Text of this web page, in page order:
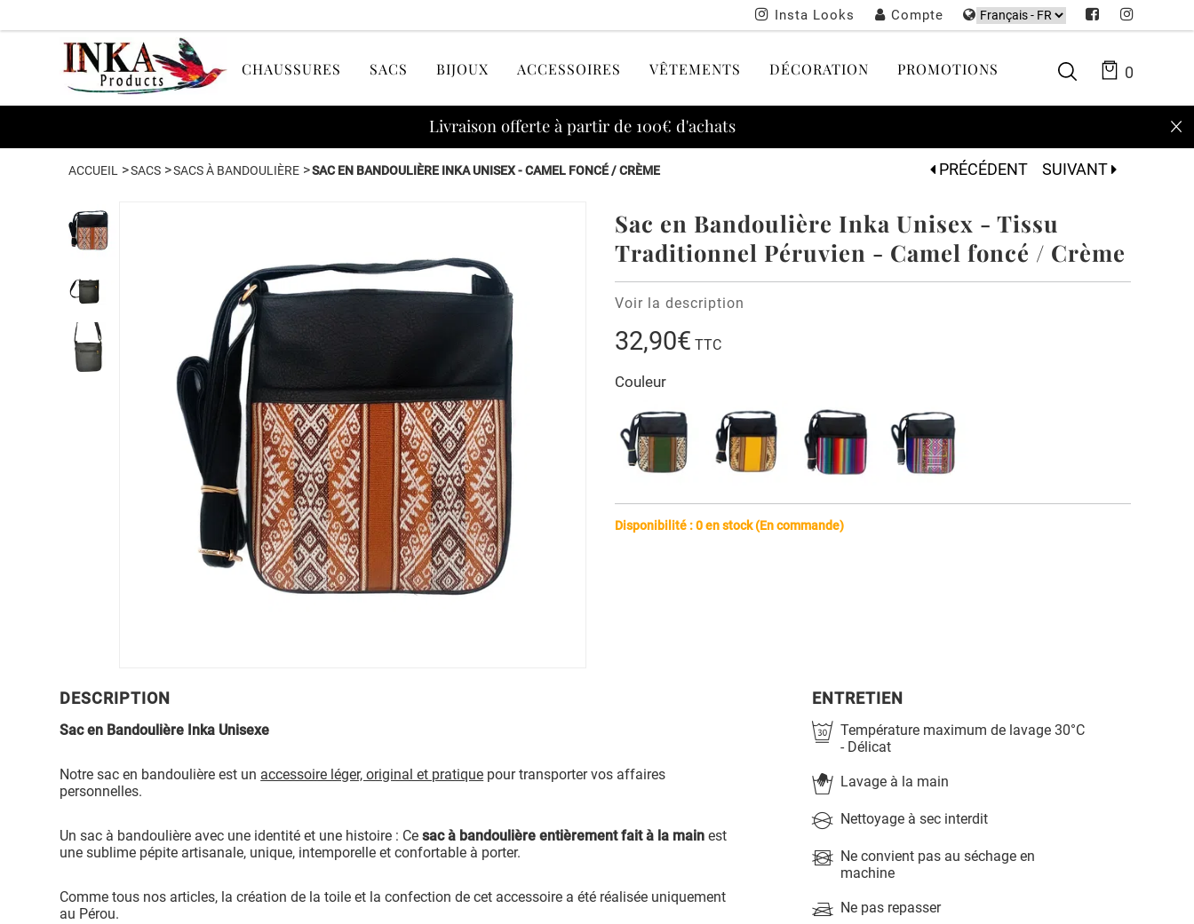
Insta Looks Compte
CHAUSSURES SACS BIJOUX ACCESSOIRES VÊTEMENTS DÉCORATION PROMOTIONS 0
Livraison offerte à partir de 100€ d'achats
ACCUEIL >SACS >SACS À BANDOULIÈRE >SAC EN BANDOULIÈRE INKA UNISEX - CAMEL FONCÉ / CRÈME PRÉCÉDENT SUIVANT
Sac en Bandoulière Inka Unisex - Tissu
Traditionnel Péruvien - Camel foncé / Crème
Voir la description
32,90€ TTC
Couleur
Disponibilité : 0 en stock (En commande)
DESCRIPTION
Sac en Bandoulière Inka Unisexe
Notre sac en bandoulière est un accessoire léger, original et pratique pour transporter vos affaires
personnelles.
Un sac à bandoulière avec une identité et une histoire : Cesac à bandoulière entièrement fait à la main est
une sublime pépite artisanale, unique, intemporelle et confortable à porter.
Comme tous nos articles, la création de la toile et la confection de cet accessoire a été réalisée uniquement
au Pérou.
ENTRETIEN
Température maximum de lavage 30°C
- Délicat
Lavage à la main
Nettoyage à sec interdit
Ne convient pas au séchage en
machine
Ne pas repasser